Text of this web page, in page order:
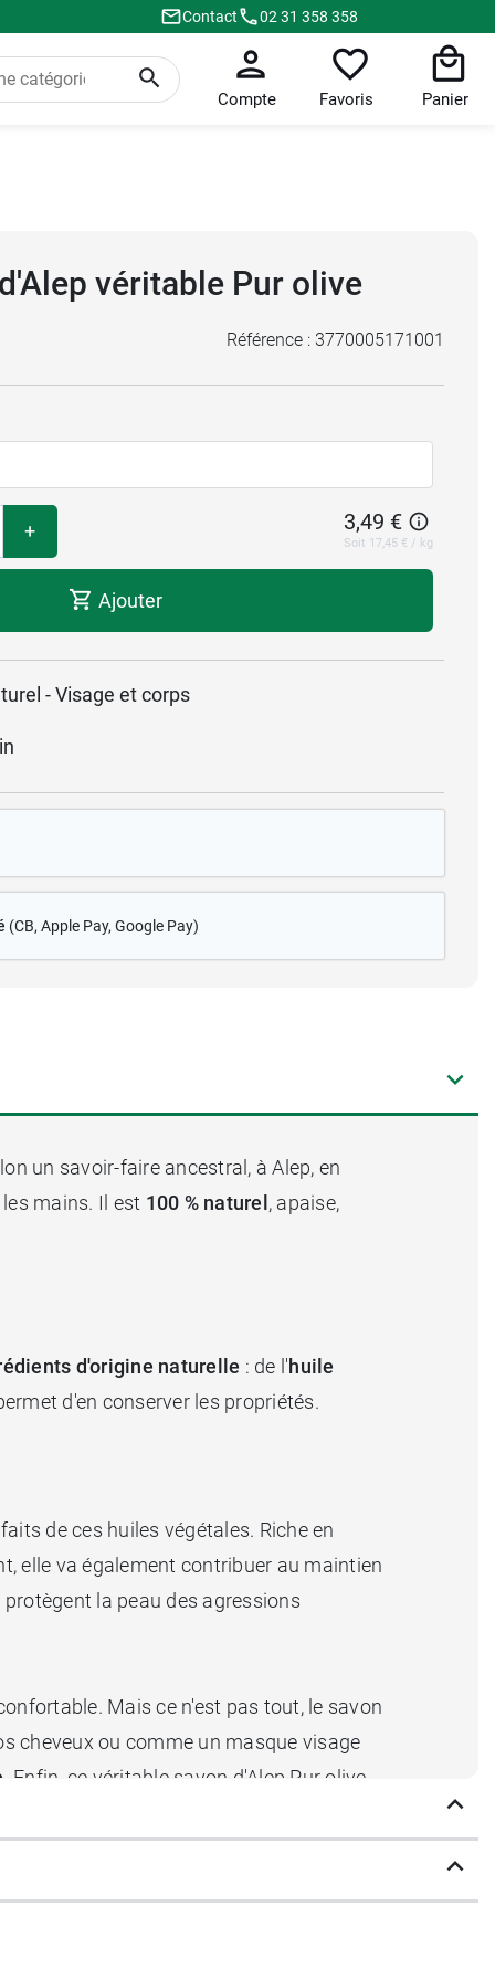
Contact 02 31 358 358
Compte Favoris Panier
véritable Pur olive
Référence : 3770005171001
+ 3,49 €
Soit 17,45 € / kg
Ajouter
- Visage et corps
(CB, Apple Pay, Google Pay)
un savoir-faire ancestral, à Alep, en
mains. Il est 100 % naturel, apaise,
d'origine naturelle : de l'huile
d'en conserver les propriétés.
de ces huiles végétales. Riche en
elle va également contribuer au maintien
la peau des agressions
Mais ce n'est pas tout, le savon
cheveux ou comme un masque visage
. Enfin, ce véritable savon d'Alep Pur olive